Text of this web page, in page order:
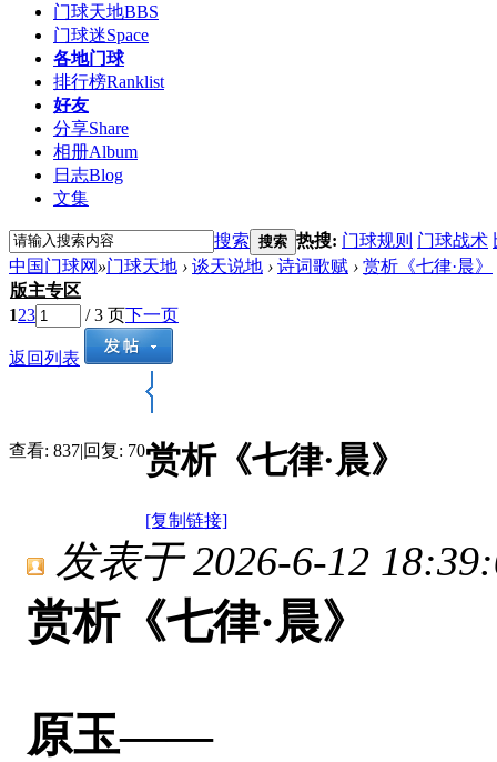
门球天地BBS
门球迷Space
各地门球
排行榜Ranklist
好友
分享Share
相册Album
日志Blog
文集
搜索 搜索 热搜: 门球规则 门球战术
中国门球网 »门球天地 › 谈天说地 › 诗词歌赋 › 赏析《七律·晨》
版主专区
123 / 3 页下一页
返回列表
查看: 837|回复: 70赏析《七律·晨》
[复制链接]
发表于 2026-6-12
赏析《七律·晨》
原玉——